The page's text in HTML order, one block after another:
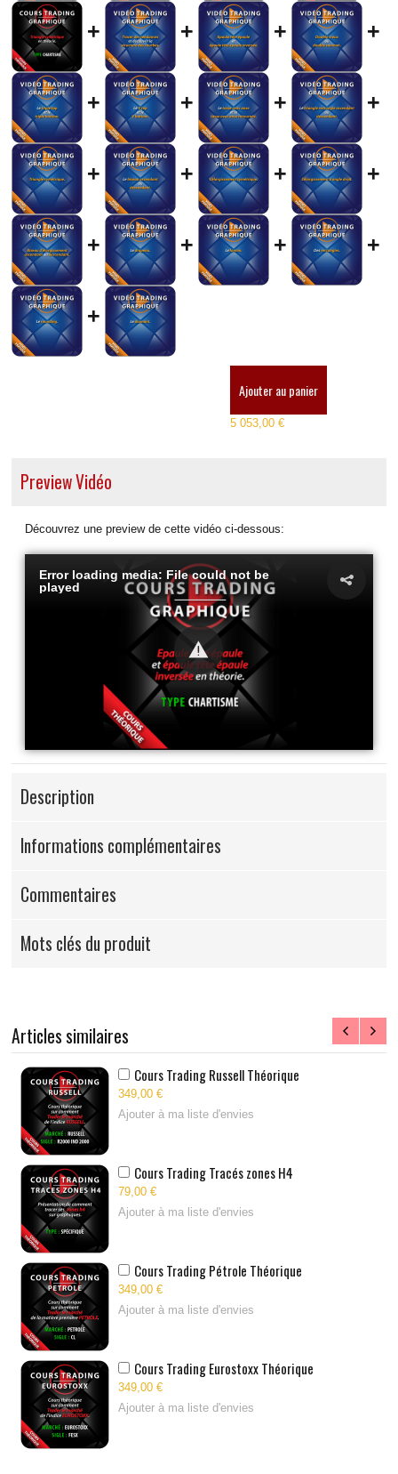
+ + + +
+ + + +
+ + + +
+ + + +
+
Ajouter au panier
5 053,00 €
Preview Vidéo
Découvrez une preview de cette vidéo ci-dessous:
Error loading media: File could not be
played
Description
Informations complémentaires
Commentaires
Mots clés du produit
Articles similaires
Cours Trading Russell Théorique
349,00 €
Ajouter à ma liste d'envies
Cours Trading Tracés zones H4
79,00 €
Ajouter à ma liste d'envies
Cours Trading Pétrole Théorique
349,00 €
Ajouter à ma liste d'envies
Cours Trading Eurostoxx Théorique
349,00 €
Ajouter à ma liste d'envies